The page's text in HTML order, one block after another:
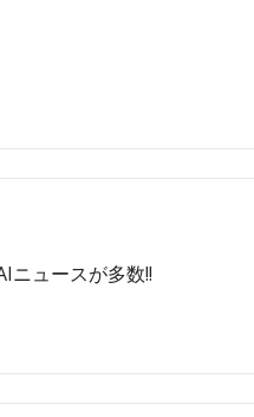
ュースが多数!!️